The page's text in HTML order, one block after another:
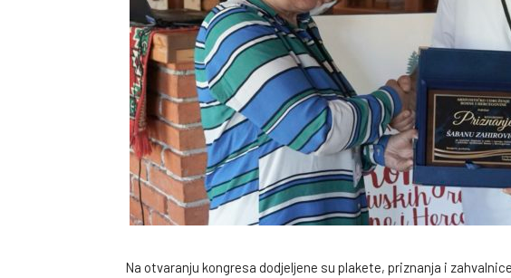
Na otvaranju kongresa dodjeljene su plakete, priznanja i zahvalnice.